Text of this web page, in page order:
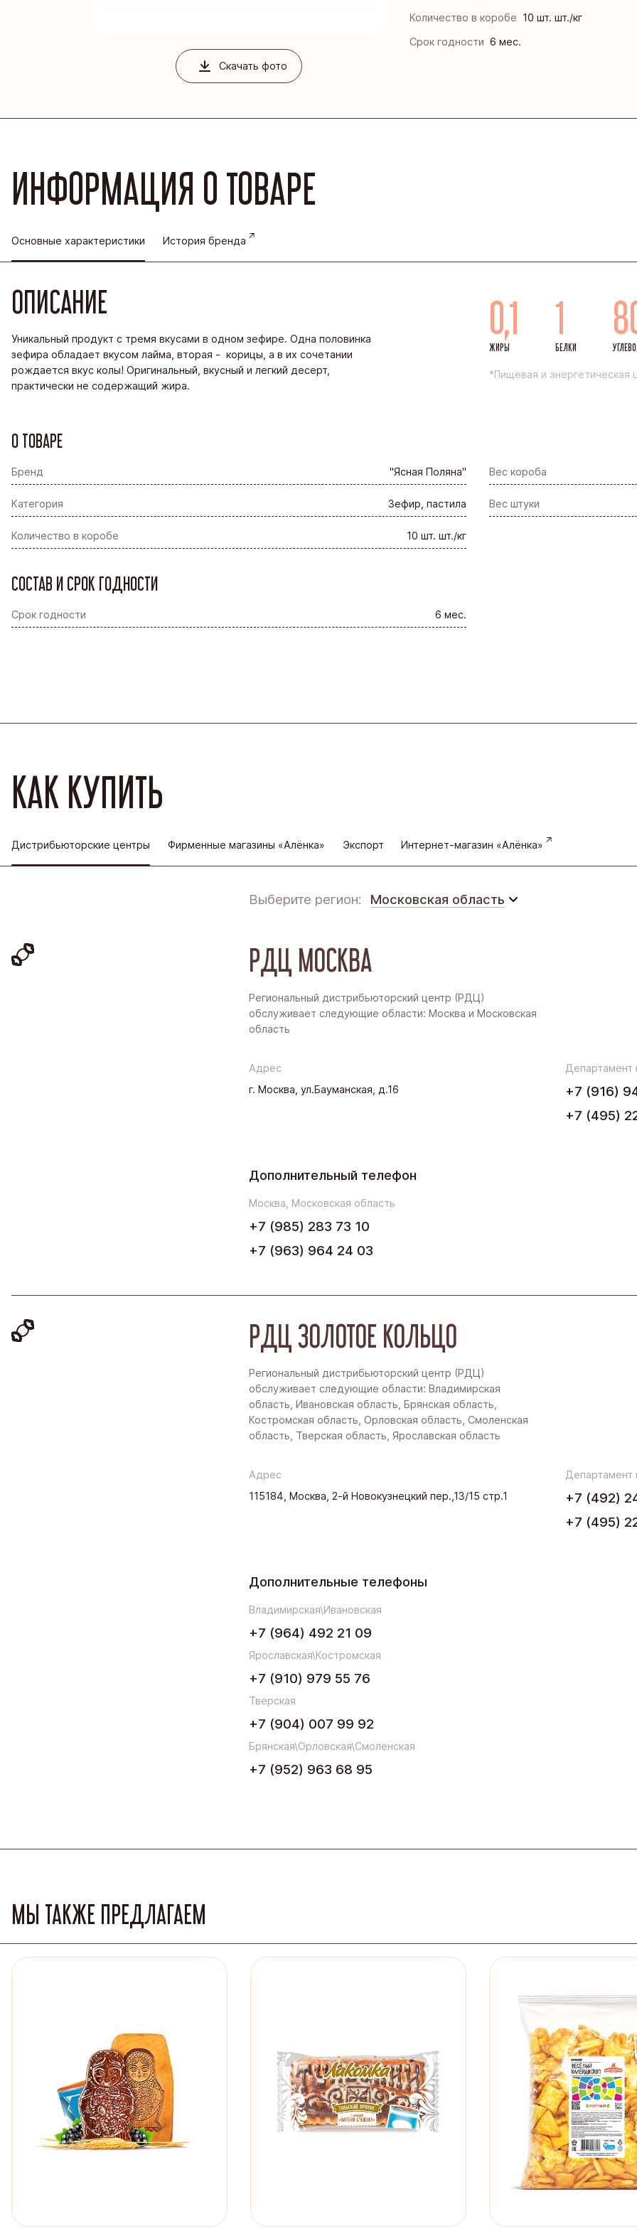
Йошкар-Олинская кондитерская фабрика
Шоколадная фабрика «Новосибирская»
Скачать фото
Количество в коробе 10 шт. шт./кг
Срок годности 6 мес.
ИНФОРМАЦИЯ О ТОВАРЕ
Основные характеристики История бренда
ОПИСАНИЕ
Уникальный продукт с тремя вкусами в одном зефире. Одна половинка
зефира обладает вкусом лайма, вторая - корицы, а в их сочетании
рождается вкус колы! Оригинальный, вкусный и легкий десерт,
практически не содержащий жира.
0,1
ЖИРЫ
1
БЕЛКИ
*Пищевая и энергетическая
О ТОВАРЕ
Бренд "Ясная Поляна" Вес короба
Категория Зефир, пастила Вес штуки
Количество в коробе 10 шт. шт./кг
СОСТАВ И СРОК ГОДНОСТИ
Срок годности 6 мес.
КАК КУПИТЬ
Дистрибьюторские центры Фирменные магазины «Алёнка» Экспорт Интернет-магазин «Алёнка»
Выберите регион: Московская область
Дальний Восток
Северо-Запад
РДЦ МОСКВА
Региональный дистрибьюторский центр (РДЦ)
обслуживает следующие области: Москва и Московская
область
Адрес
г. Москва, ул.Бауманская, д.16
+7 (916)
+7 (495)
Дополнительный телефон
Москва, Московская область
+7 (985) 283 73 10
+7 (963) 964 24 03
РДЦ ЗОЛОТОЕ КОЛЬЦО
Региональный дистрибьюторский центр (РДЦ)
обслуживает следующие области: Владимирская
область, Ивановская область, Брянская область,
Костромская область, Орловская область, Смоленская
область, Тверская область, Ярославская область
Адрес
115184, Москва, 2-й Новокузнецкий пер.,13/15 стр.1
+7 (492)
+7 (495)
Дополнительные телефоны
Владимирская\Ивановская
+7 (964) 492 21 09
Ярославская\Костромская
+7 (910) 979 55 76
Тверская
+7 (904) 007 99 92
Брянская\Орловская\Смоленская
+7 (952) 963 68 95
МЫ ТАКЖЕ ПРЕДЛАГАЕМ